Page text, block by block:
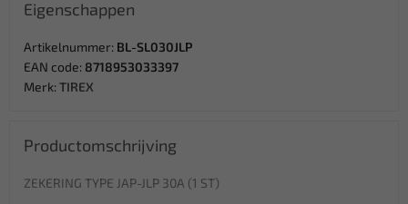
Eigenschappen
Artikelnummer: BL-SL030JLP
EAN code: 8718953033397
Merk: TIREX
Productomschrijving
ZEKERING TYPE JAP-JLP 30A (1 ST)